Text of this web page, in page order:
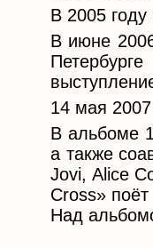
В 2005 году
В июне
14 мая
В альбоме
а также
Jovi, Alice
Cross»
Над